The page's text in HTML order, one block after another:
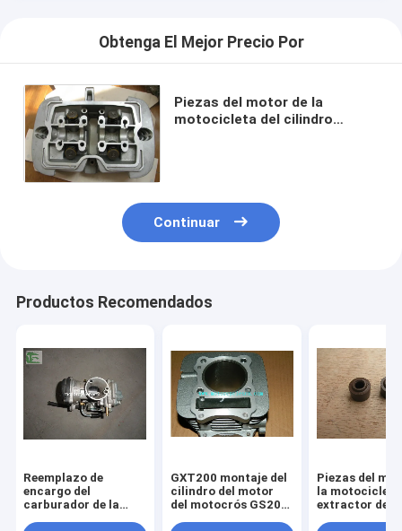
Obtenga El Mejor Precio Por
Piezas del motor de la
motocicleta del cilindro
Continuar
Productos Recomendados
Reemplazo de
encargo del
carburador de la
GXT200 montaje del
cilindro del motor
del motocrós GS200,
Piezas del
la
extractor de la